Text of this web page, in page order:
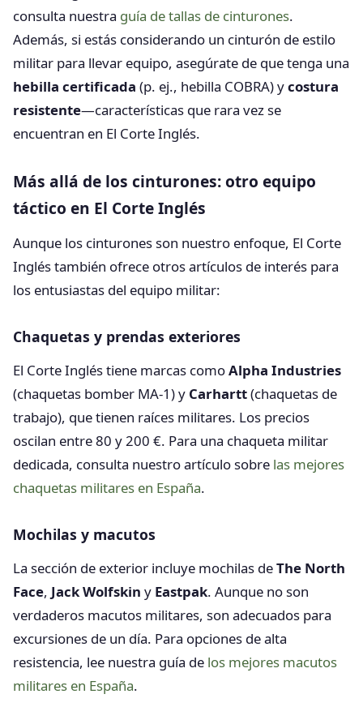
consulta nuestra guía de tallas de cinturones.
Además, si estás considerando un cinturón de estilo
militar para llevar equipo, asegúrate de que tenga una
hebilla certificada (p. ej., hebilla COBRA) ycostura
resistente—características que rara vez se
encuentran en El Corte Inglés.
Más allá de los cinturones: otro equipo
táctico en El Corte Inglés
Aunque los cinturones son nuestro enfoque, El Corte
Inglés también ofrece otros artículos de interés para
los entusiastas del equipo militar:
Chaquetas y prendas exteriores
El Corte Inglés tiene marcas comoAlpha Industries
(chaquetas bomber MA-1) y Carhartt(chaquetas de
trabajo), que tienen raíces militares. Los precios
oscilan entre 80 y 200 €. Para una chaqueta militar
dedicada, consulta nuestro artículo sobre las mejores
chaquetas militares en España.
Mochilas y macutos
La sección de exterior incluye mochilas deThe North
Face, Jack Wolfskin y Eastpak. Aunque no son
verdaderos macutos militares, son adecuados para
excursiones de un día. Para opciones de alta
resistencia, lee nuestra guía de los mejores macutos
militares en España.